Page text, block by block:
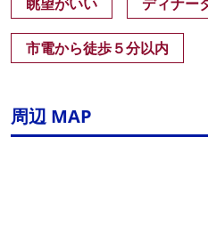
市電から徒歩５分以内
周辺 MAP